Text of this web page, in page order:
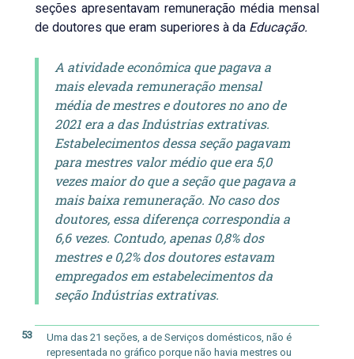
seções apresentavam remuneração média mensal
de doutores que eram superiores à da Educação.
A atividade econômica que pagava a
mais elevada remuneração mensal
média de mestres e doutores no ano de
2021 era a das Indústrias extrativas.
Estabelecimentos dessa seção pagavam
para mestres valor médio que era 5,0
vezes maior do que a seção que pagava a
mais baixa remuneração. No caso dos
doutores, essa diferença correspondia a
6,6 vezes. Contudo, apenas 0,8% dos
mestres e 0,2% dos doutores estavam
empregados em estabelecimentos da
seção Indústrias extrativas.
53
Uma das 21 seções, a de Serviços domésticos, não é
representada no gráfico porque não havia mestres ou